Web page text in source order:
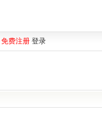
免费注册 登录